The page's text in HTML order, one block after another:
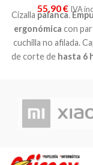
55,90€ IVA
Cizalla palanca.
ergonómica con
cuchilla no afilada.
de corte de hasta 6